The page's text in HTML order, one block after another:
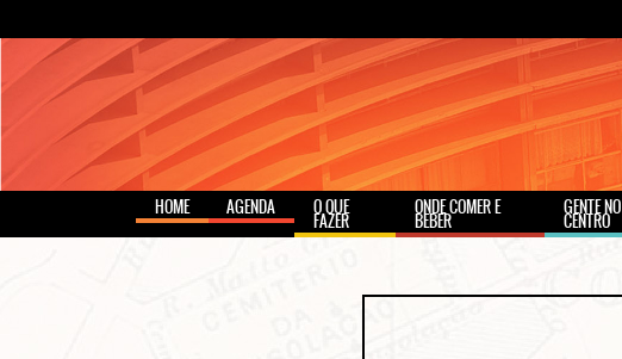
HOME AGENDA O QUE
FAZER
ONDE COMER E
BEBER
GENTE NO
CENTRO